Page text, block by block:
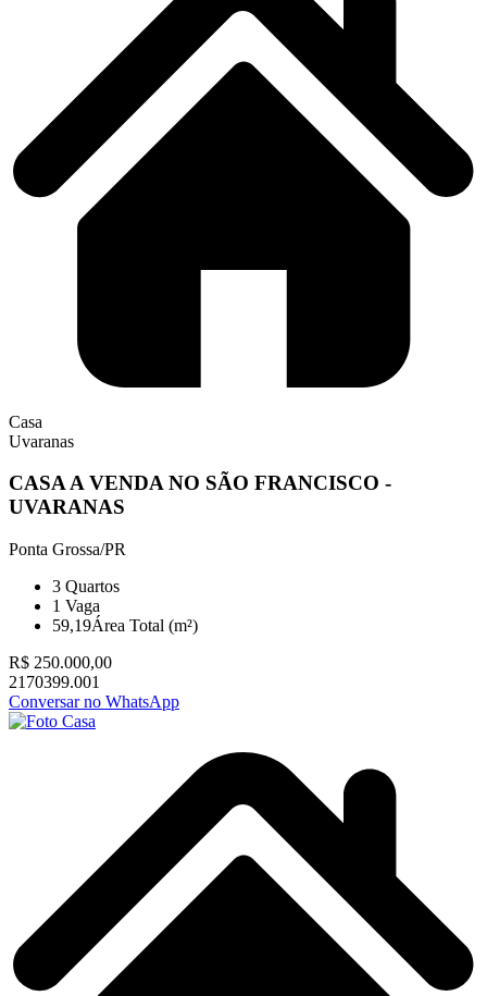
Casa
Uvaranas
CASA A VENDA NO SÃO FRANCISCO -
UVARANAS
Ponta Grossa/PR
3 Quartos
1 Vaga
59,19Área Total (m²)
R$ 250.000,00
2170399.001
Conversar no WhatsApp